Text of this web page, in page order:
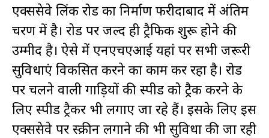
एक्सप्रेसवे लिंक रोड का निर्माण फरीदाबाद में अंतिम
चरण में है। रोड पर जल्द ही ट्रैफिक शुरू होने की
उम्मीद है। ऐसे में एनएचएआई यहां पर सभी जरूरी
सुविधाएं विकसित करने का काम कर रहा है। रोड
पर चलने वाली गाड़ियों की स्पीड को ट्रैक करने के
लिए स्पीड ट्रैकर भी लगाए जा रहे हैं। इसके लिए इस
एक्सप्रेसवे पर स्क्रीन लगाने की भी सुविधा की जा रही